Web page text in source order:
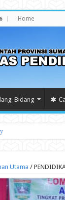
Home
Bidang
Sekolah Aman dan
Utama /